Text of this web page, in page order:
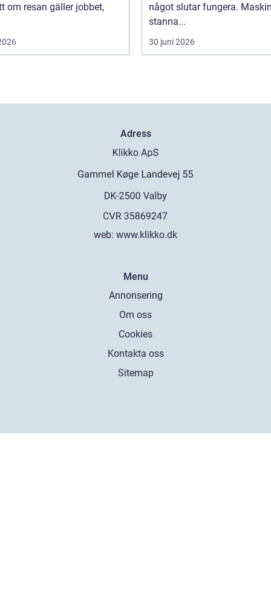
om resan gäller jobbet,
något slutar fungera.
stanna...
30 juni 2026
Adress
web: www.klikko.dk
Menu
Annonsering
Om oss
Cookies
Kontakta oss
Sitemap